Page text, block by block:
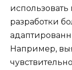
разработки
Например,